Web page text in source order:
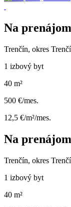
Na
Trenčín, okres
1 izbový byt
40 m²
500 €/mes.
12,5 €/m²/mes.
Na
Trenčín, okres
1 izbový byt
40 m²